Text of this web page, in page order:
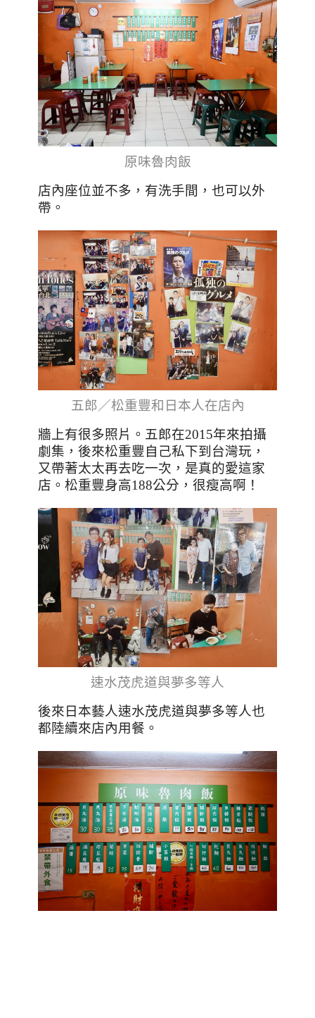
原味魯肉飯
店內座位並不多，有洗手間，也可以外
帶。
五郎／松重豐和日本人在店內
牆上有很多照片。五郎在2015年來拍攝
劇集，後來松重豐自己私下到台灣玩，
又帶著太太再去吃一次，是真的愛這家
店。 松重豐身高188公分，很瘦高啊！
速水茂虎道與夢多等人
後來日本藝人速水茂虎道與夢多等人也
都陸續來店內用餐 。